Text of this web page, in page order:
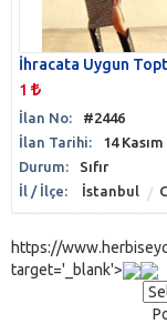
İhracata Uygun
1
İlan No:
#2446
İlan Tarihi:
14
Durum:
Sıfır
İl / İlçe:
İstanbul
https://
target='_blank'>